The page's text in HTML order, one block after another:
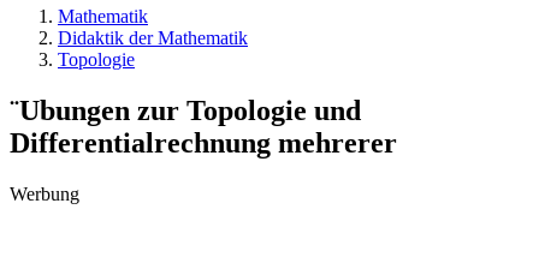
Mathematik
Didaktik der Mathematik
Topologie
¨Ubungen zur Topologie und
Differentialrechnung mehrerer
Werbung